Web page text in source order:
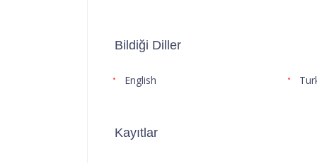
Bildiği Diller
English
Kayıtlar